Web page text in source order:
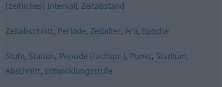
(zeitliches) Intervall, Zeitabstand
Zeitabschnitt, Periode, Zeitalter,Ära, Epoche
Stufe, Station, Periode (fachspr.), Punkt, Stadium,
Abschnitt, Entwicklungsstufe